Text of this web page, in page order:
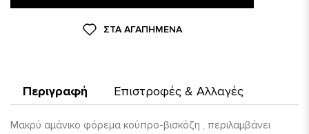
ΣΤΑ ΑΓΑΠΗΜΈΝΑ
Περιγραφή Επιστροφές & Αλλαγές
Μακρύ αμάνικο φόρεμα κούπρο-βισκόζη , περιλαμβάνει